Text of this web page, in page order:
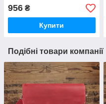
956 ₴
Купити
Подібні товари компанії